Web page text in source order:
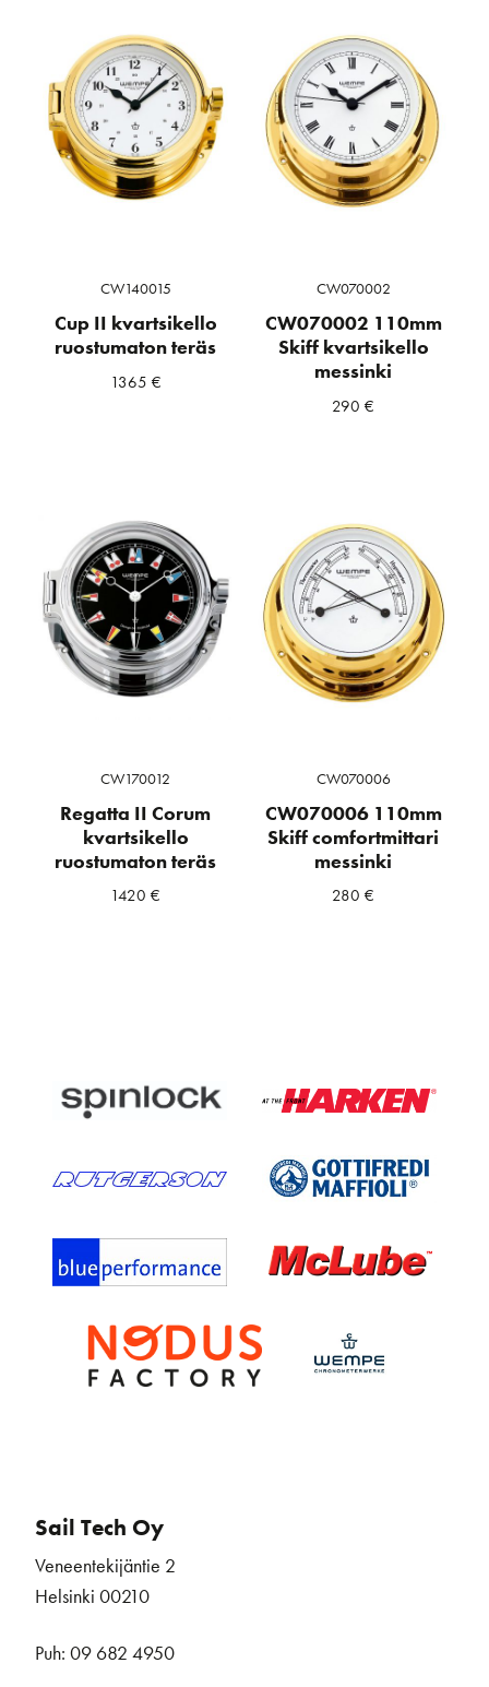
CW140015
Cup II kvartsikello
ruostumaton teräs
1365 €
CW070002
CW070002 110mm
Skiff kvartsikello
messinki
290€
CW170012
Regatta II Corum
kvartsikello
ruostumaton teräs
1420€
CW070006
CW070006 110mm
Skiff comfortmittari
messinki
280€
Sail Tech Oy
Veneentekijäntie 2
Helsinki 00210
Puh: 09 682 4950